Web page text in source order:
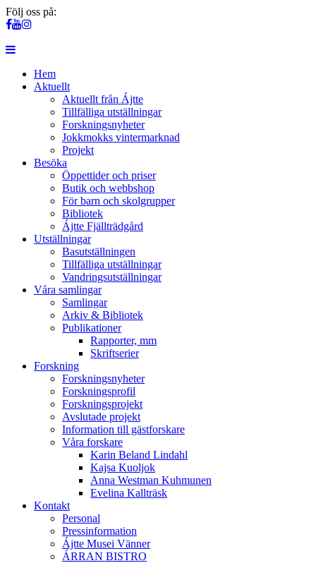
Följ oss på:
Hem
Aktuellt
Aktuellt från Ájtte
Tillfälliga utställningar
Forskningsnyheter
Jokkmokks vintermarknad
Projekt
Besöka
Öppettider och priser
Butik och webbshop
För barn och skolgrupper
Bibliotek
Ájtte Fjällträdgård
Utställningar
Basutställningen
Tillfälliga utställningar
Vandringsutställningar
Våra samlingar
Samlingar
Arkiv & Bibliotek
Publikationer
Rapporter, mm
Skriftserier
Forskning
Forskningsnyheter
Forskningsprofil
Forskningsprojekt
Avslutade projekt
Information till gästforskare
Våra forskare
Karin Beland Lindahl
Kajsa Kuoljok
Anna Westman Kuhmunen
Evelina Kallträsk
Kontakt
Personal
Pressinformation
Ájtte Musei Vänner
ÁRRAN BISTRO